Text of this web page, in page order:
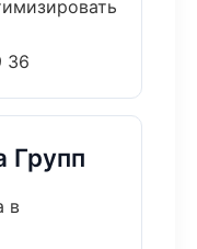
36
Групп
в